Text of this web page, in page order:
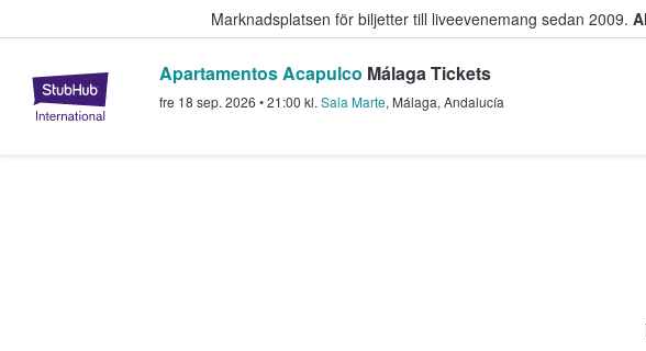
Marknadsplatsen för biljetter till liveevenemang sedan 2009.
StubHub – där fans köper och säljer biljetter.
Apartamentos Acapulco Málaga Tickets
fre 18 sep. 2026 •21:00 kl. Sala Marte, Málaga, Andalucía